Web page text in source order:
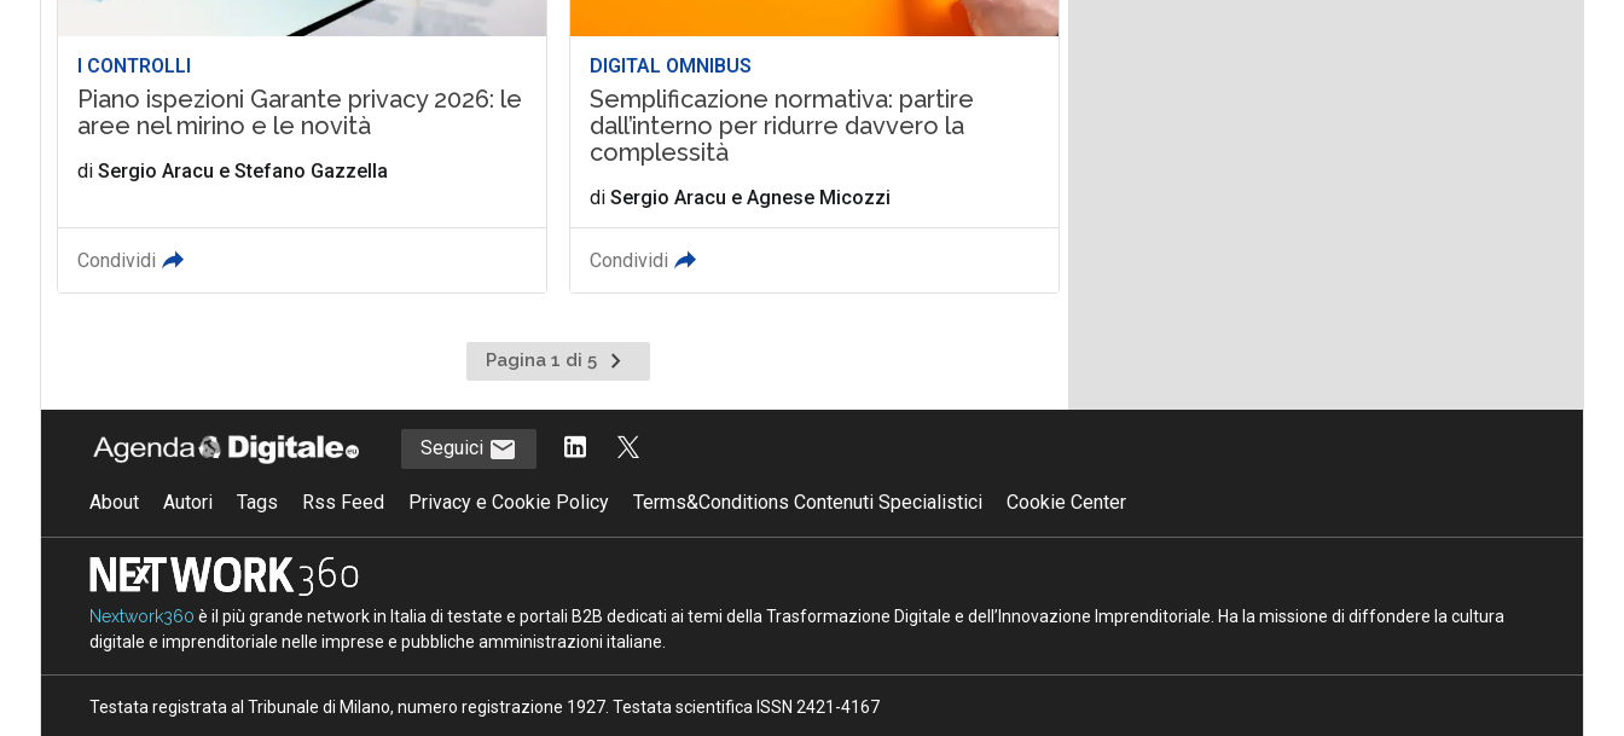
I CONTROLLI
Piano ispezioni Garante privacy 2026: le
aree nel mirino e le novità
di Sergio Aracu e Stefano Gazzella
Condividi
DIGITAL OMNIBUS
Semplificazione normativa: partire
dall’interno per ridurre davvero la
complessità
diSergio Aracu eAgnese Micozzi
Condividi
Pagina 1 di 5
Pagina
successiva
Seguici
About Autori Tags Rss Feed Privacy e Cookie Policy Terms&Conditions Contenuti Specialistici Cookie Center
Nextwork360 è il più grande network in Italia di testate e portali B2B dedicati ai temi della Trasformazione Digitale e dell’Innovazione Imprenditoriale. Ha la missione di diffondere la cultura
digitale e imprenditoriale nelle imprese e pubbliche amministrazioni italiane.
Testata registrata al Tribunale di Milano, numero registrazione 1927. Testata scientifica ISSN 2421-4167